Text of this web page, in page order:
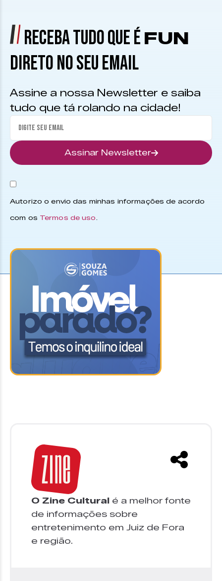
RECEBA TUDO QUE É FUN
DIRETO NO SEU EMAIL
Assine a nossa Newsletter e saiba
tudo que tá rolando na cidade!
Assinar Newsletter
Autorizo o envio das minhas informações de acordo
com os Termos de uso
O Zine Cultural é a melhor fonte
de informações sobre
entretenimento em Juiz de Fora
e região.